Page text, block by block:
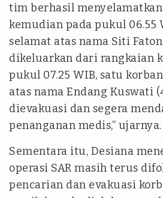
tim berhasil menyelamatkan
kemudian pada pukul 06.55
selamat atas nama Siti
dikeluarkan dari rangkaian
pukul 07.25 WIB, satu
atas nama Endang Kuswati
dievakuasi dan segera
penanganan medis,” ujarnya.
Sementara itu, Desiana
operasi SAR masih terus
pencarian dan evakuasi